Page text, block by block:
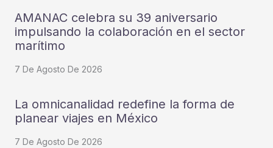
AMANAC celebra su 39 aniversario
impulsando la colaboración en el sector
marítimo
7 De Agosto De 2026
La omnicanalidad redefine la forma de
planear viajes en México
7 De Agosto De 2026